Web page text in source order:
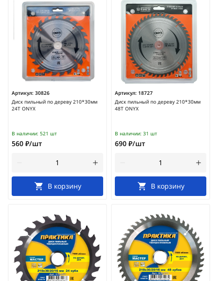
Артикул: 30826
Диск пильный по дереву 210*30мм
24Т ONYX
В наличии: 521 шт
560 ₽/шт
В корзину
Артикул: 18727
Диск пильный по дереву 210*30мм
48Т ONYX
В наличии: 31 шт
690 ₽/шт
В корзину